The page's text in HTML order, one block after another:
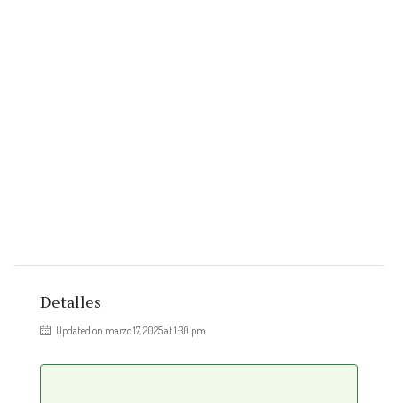
Detalles
Updated on marzo 17, 2025 at 1:30 pm